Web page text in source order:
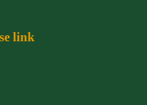
link